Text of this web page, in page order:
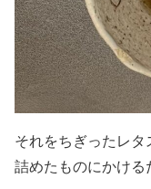
それをちぎったレタ
詰めたものにかける